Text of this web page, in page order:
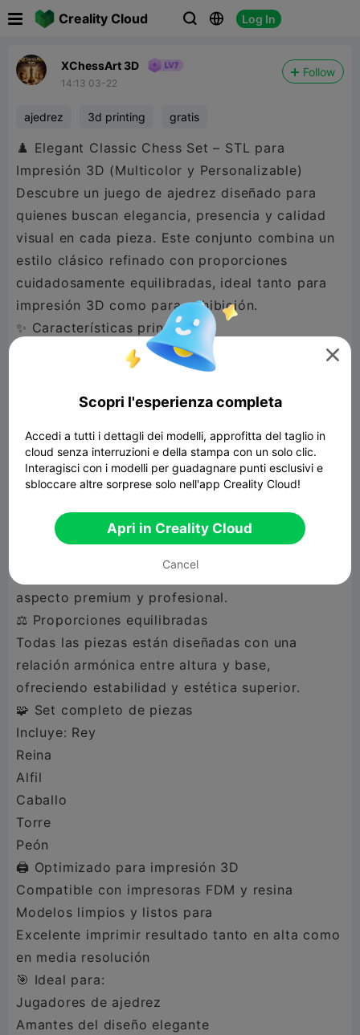
Creality Cloud   Log In
XChessArt 3D
14:13 03-22
Follow
ajedrez 3d printing gratis
♟️ Elegant Classic Chess Set – STL para
Impresión 3D (Multicolor y Personalizable)
Descubre un juego de ajedrez diseñado para
quienes buscan elegancia, presencia y calidad
visual en cada pieza. Este conjunto combina un
estilo clásico refinado con proporciones
cuidadosamente equilibradas, ideal tanto para
impresión 3D como para exhibición.
✨ Características principales
🎨 Multicolor o monocromo
Diseñado para impresión multicolor, pero
totalmente adaptable a un solo color o
📏 Escalable a cualquier tamaño
Puedes ajustar el tamaño fácilmente para
adaptarlo a cualquier tablero o preferencia
🏛️ Diseño elegante clásico
aspecto premium y profesional.
⚖️ Proporciones equilibradas
Todas las piezas están diseñadas con una
relación armónica entre altura y base,
ofreciendo estabilidad y estética superior.
🧩 Set completo de piezas
Incluye: Rey
Reina
Alfil
Caballo
Torre
Peón
🖨️ Optimizado para impresión 3D
Compatible con impresoras FDM y resina
Modelos limpios y listos para
Excelente imprimir resultado tanto en alta como
en media resolución
🎯 Ideal para:
Jugadores de ajedrez
Amantes del diseño elegante

Scopri l'esperienza completa
Accedi a tutti i dettagli dei modelli, approfitta del taglio in
cloud senza interruzioni e della stampa con un solo clic.
Interagisci con i modelli per guadagnare punti esclusivi e
sbloccare altre sorprese solo nell'app Creality Cloud!
Apri in Creality Cloud
Cancel